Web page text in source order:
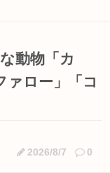
【画像】このハゲに
義実家でお年玉を貰
画像】最近のJKダ
国を貶める事は絶対
竹田天皇、小学生に
動物「カ
ァロー」「コ
2026/8/7 0